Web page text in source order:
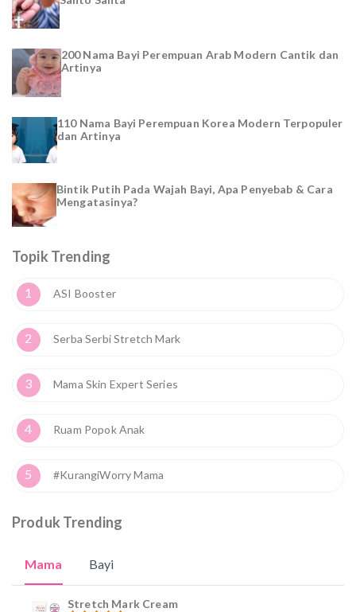
200 Nama Bayi Perempuan Arab Modern Cantik dan
Artinya
110 Nama Bayi Perempuan Korea Modern Terpopuler
dan Artinya
Bintik Putih Pada Wajah Bayi, Apa Penyebab & Cara
Mengatasinya?
Topik Trending
1 ASI Booster
2 Serba Serbi Stretch Mark
3 Mama Skin Expert Series
4 Ruam Popok Anak
5 #KurangiWorry Mama
Produk Trending
Mama Bayi
Stretch Mark Cream